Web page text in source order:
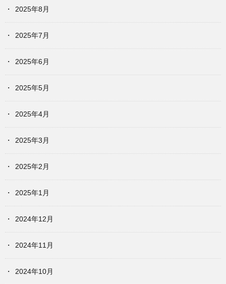
2025年8月
2025年7月
2025年6月
2025年5月
2025年4月
2025年3月
2025年2月
2025年1月
2024年12月
2024年11月
2024年10月